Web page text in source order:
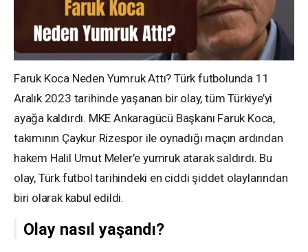
Faruk Koca Neden Yumruk Attı? Türk futbolunda 11
Aralık 2023 tarihinde yaşanan bir olay, tüm Türkiye’yi
ayağa kaldırdı. MKE Ankaragücü Başkanı Faruk Koca,
takımının Çaykur Rizespor ile oynadığı maçın ardından
hakem Halil Umut Meler’e yumruk atarak saldırdı. Bu
olay, Türk futbol tarihindeki en ciddi şiddet olaylarından
biri olarak kabul edildi.
Olay nasıl yaşandı?